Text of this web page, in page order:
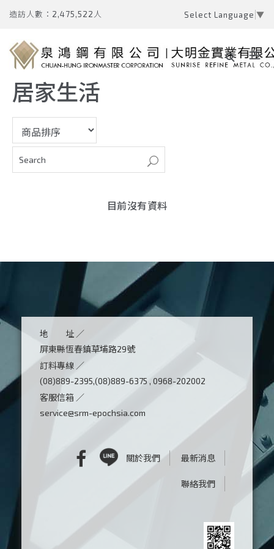
造訪人數：2,475,522人 Select Language ▼
居家生活
目前沒有資料
地 址 ／
屏東縣恆春鎮草埔路29號
訂料專線 ／
(08)889-2395,(08)889-6375 , 0968-202002
客服信箱 ／
service@srm-epochsia.com
關於我們 最新消息
聯絡我們